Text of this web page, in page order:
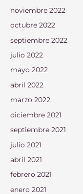
noviembre 2022
octubre 2022
septiembre 2022
julio 2022
mayo 2022
abril 2022
marzo 2022
diciembre 2021
septiembre 2021
julio 2021
abril 2021
febrero 2021
enero 2021